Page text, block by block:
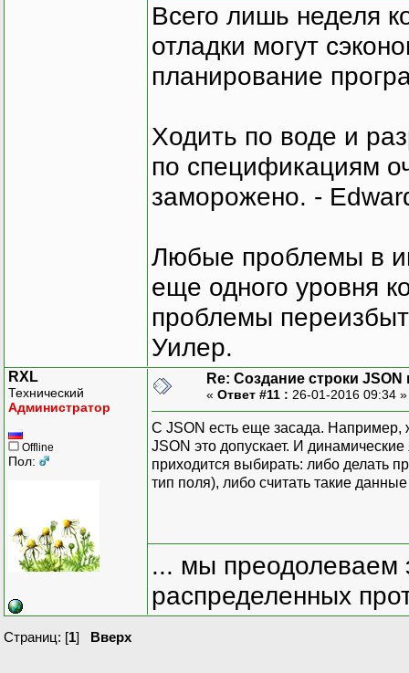
Всего лишь неделя
отладки могут
планирование
Ходить по воде и
по спецификациям
заморожено. -
Любые проблемы в
еще одного уровня
проблемы
Уилер.
RXL
Технический
Администратор
Offline
Пол:
Re: Создание строки JSON
« Ответ #11 : 26-01-2016 09:34
С JSON есть еще засада. Например,
JSON это допускает. И
приходится выбирать: либо делать
тип поля), либо считать такие
... мы преодолеваем
распределенных
Страниц: [1] Вверх